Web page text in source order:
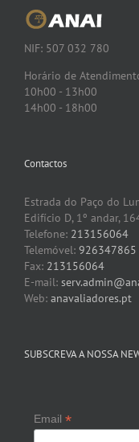
NIF: 507 032 780
Horário de
10h00 - 13h00
14h00 - 18h00
Contactos
Estrada do Paço do
Edifício D, 1º andar,
Telefone: 213156064
Telemóvel: 926347865
Fax: 213156064
E-mail:
Web: anavaliadores.pt
SUBSCREVA A NOSSA
Email *